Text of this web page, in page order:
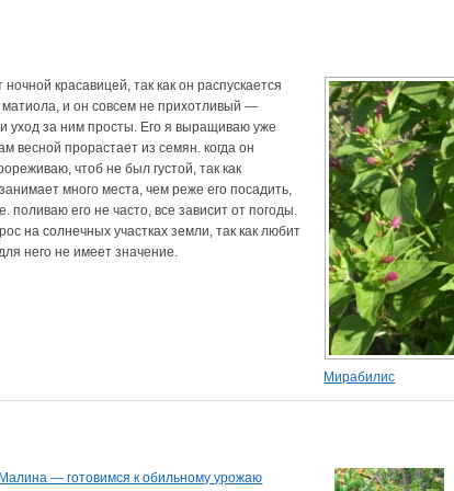
Мирабилис
красавицей, так как он распускается
матиола, и он совсем не прихотливый —
уход за ним просты. Его я выращиваю уже
весной прорастает из семян. когда он
чтоб не был густой, так как
много места, чем реже его посадить,
поливаю его не часто, все зависит от погоды.
на солнечных участках земли, так как любит
него не имеет значение.
Малина — готовимся к обильному урожаю